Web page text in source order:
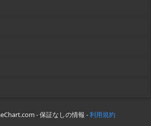
- 保証なしの情報 -利用規約